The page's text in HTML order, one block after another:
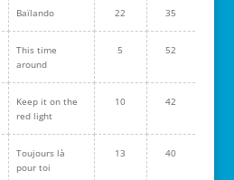
Baïlando 22 35
This time
around
5 52
Keep it on the
red light
10 42
Toujours là
pour toi
13 40